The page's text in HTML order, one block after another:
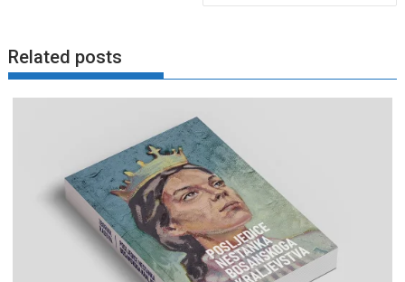
Related posts